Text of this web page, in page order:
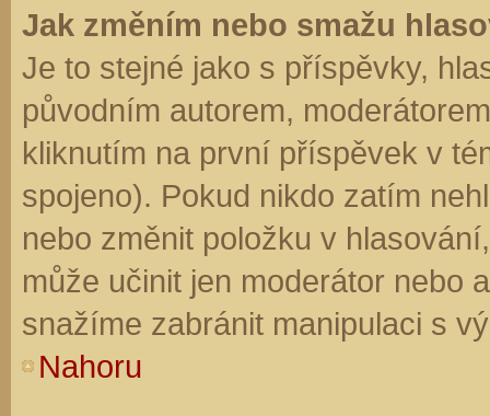
Jak změním nebo smažu
Je to stejné jako s příspěvky,
původním autorem,
kliknutím na první příspěvek v
spojeno). Pokud nikdo zatím
nebo změnit položku v
může učinit jen moderátor nebo
snažíme zabránit manipulaci s
Nahoru